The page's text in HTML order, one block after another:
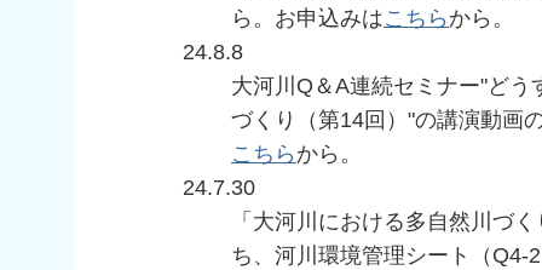
ら。お申込みはこちら から。
24.8.8
大河川Q＆A連続セミナー"ど
づくり（第14回）"の講演動画
こちら から。
24.7.30
「大河川における多自然川づ
ち、河川環境管理シート（Q4-